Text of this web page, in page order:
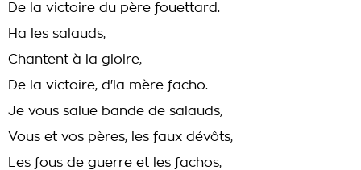
De la victoire du père fouettard.
Ha les salauds,
Chantent à la gloire,
De la victoire, d'la mère facho.
Je vous salue bande de salauds,
Vous et vos pères, les faux dévôts,
Les fous de guerre et les fachos,